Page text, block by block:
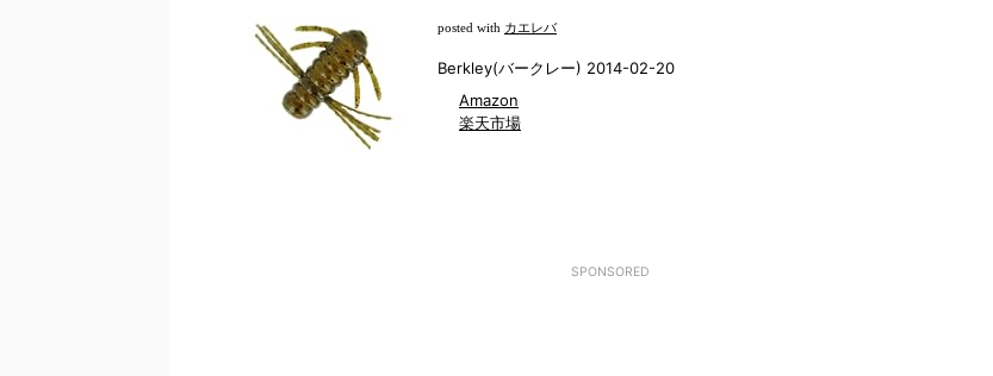
posted with カエレバ
Berkley(バークレー) 2014-02-20
Amazon
楽天市場
SPONSORED